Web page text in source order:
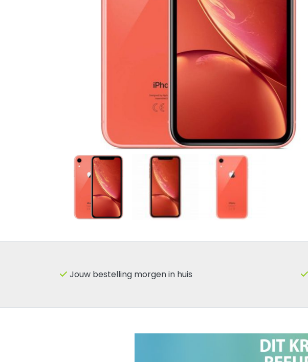
Jouw bestelling morgen in huis